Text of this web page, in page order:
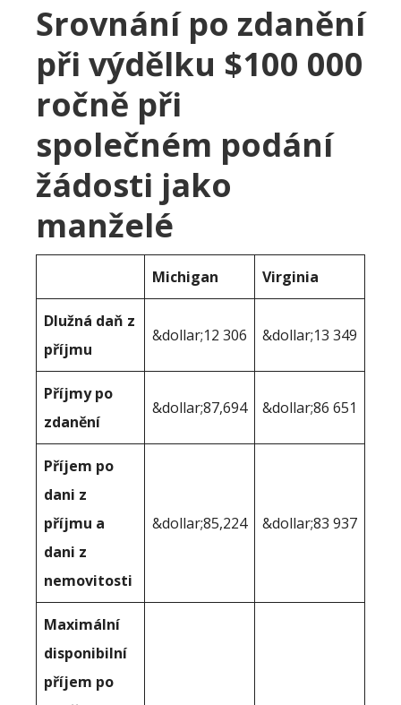
Srovnání po zdanění
při výdělku $100 000
ročně při
společném podání
žádosti jako
manželé
Michigan Virginia
Dlužná daň z
příjmu
&dollar;12 306 &dollar;13 349
Příjmy po
zdanění
&dollar;87,694 &dollar;86 651
Příjem po
dani z
příjmu a
dani z
nemovitosti
&dollar;85,224 &dollar;83 937
Maximální
disponibilní
příjem po